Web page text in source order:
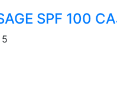
SPF 100